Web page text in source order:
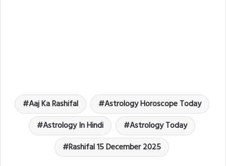
Aaj Ka Rashifal
Astrology Horoscope Today
Astrology In Hindi
Astrology Today
Rashifal 15 December 2025